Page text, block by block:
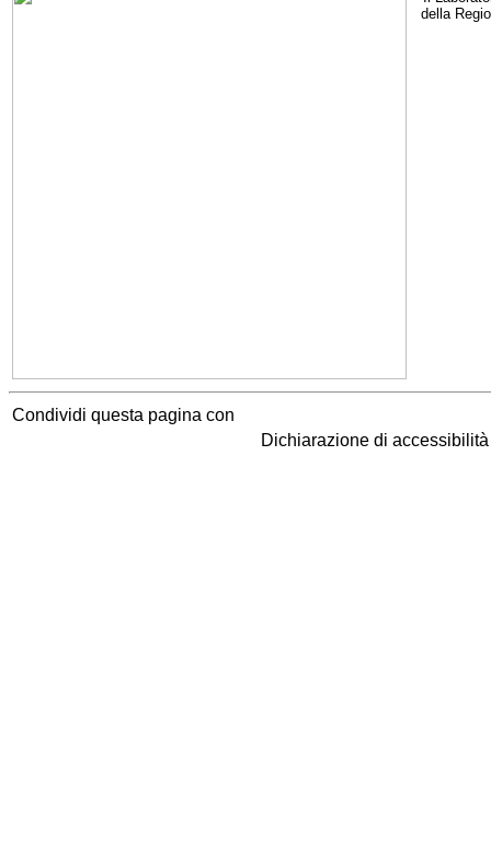
della
Condividi questa pagina con
Dichiarazione di